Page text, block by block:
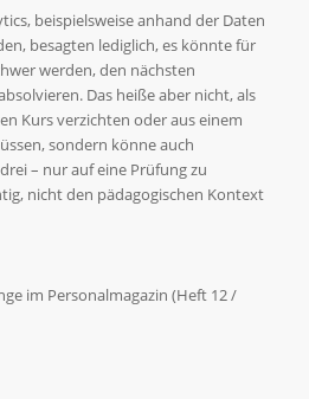
beispielsweise anhand der Daten
besagten lediglich, es könnte für
werden, den nächsten
Das heiße aber nicht, als
Kurs verzichten oder aus einem
sondern könne auch
– nur auf eine Prüfung zu
nicht den pädagogischen Kontext
im Personalmagazin (Heft 12 /